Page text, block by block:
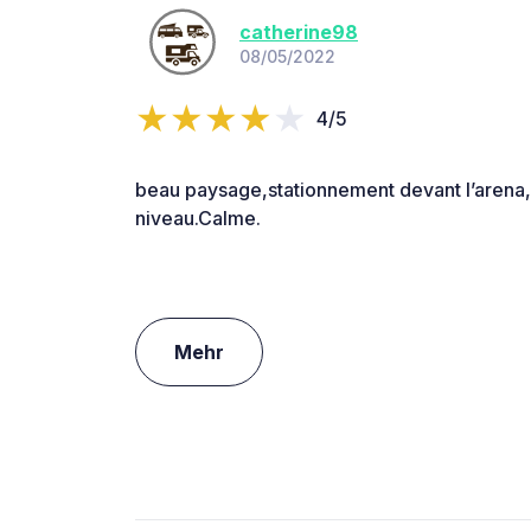
catherine98
08/05/2022
4/5
beau paysage,stationnement devant
niveau.Calme.
Mehr